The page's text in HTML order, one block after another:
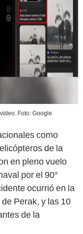
Foto: Google
como
de la
en pleno vuelo
por el 90°
ocurrió en la
Perak, y las 10
de la